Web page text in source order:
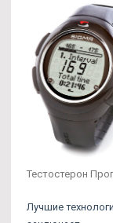
Тестостерон
Лучшие